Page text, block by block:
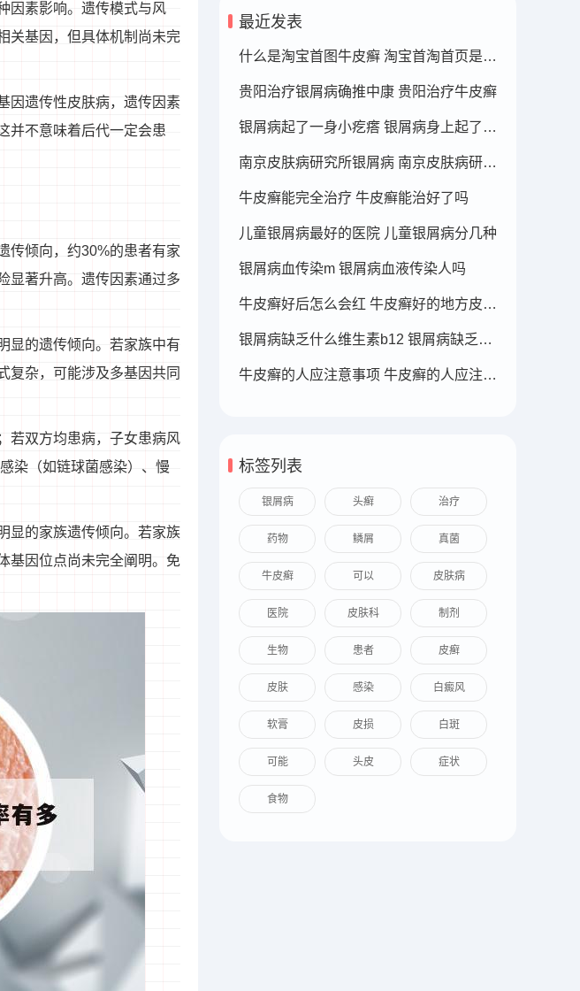
因素影响。遗传模式与风
关基因，但具体机制尚未完
因遗传性皮肤病，遗传因素
并不意味着后代一定会患
传倾向，约30%的患者有家
显著升高。遗传因素通过多
显的遗传倾向。若家族中有
复杂，可能涉及多基因共同
若双方均患病，子女患病风
染（如链球菌感染）、慢
显的家族遗传倾向。若家族
基因位点尚未完全阐明。免
最近发表
什么是淘宝首图牛皮癣 淘宝首淘首页是什么
贵阳治疗银屑病确推中康 贵阳治疗牛皮癣
银屑病起了一身小疙瘩 银屑病身上起了好多疙瘩
南京皮肤病研究所银屑病 南京皮肤病研究所看银屑病哪个医生厉害
牛皮癣能完全治疗 牛皮癣能治好了吗
儿童银屑病最好的医院 儿童银屑病分几种
银屑病血传染m 银屑病血液传染人吗
牛皮癣好后怎么会红 牛皮癣好的地方皮肤变红
银屑病缺乏什么维生素b12 银屑病缺乏什么维生素b12可以补充
牛皮癣的人应注意事项 牛皮癣的人应注意事项
标签列表
银屑病 头癣 治疗
药物 鳞屑 真菌
牛皮癣 可以 皮肤病
医院 皮肤科 制剂
生物 患者 皮癣
皮肤 感染 白癜风
软膏 皮损 白斑
可能 头皮 症状
食物